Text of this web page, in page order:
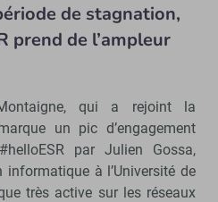
de stagnation,
prend de l’ampleur
Montaigne, qui a rejoint la
un pic d’engagement
par Julien Gossa,
à l’Université de
très active sur les réseaux